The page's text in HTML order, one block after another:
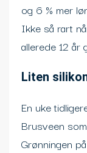
og 6 % mer
Ikke så rart
allerede 12 år
Liten
En uke
Brusveen
Grønningen